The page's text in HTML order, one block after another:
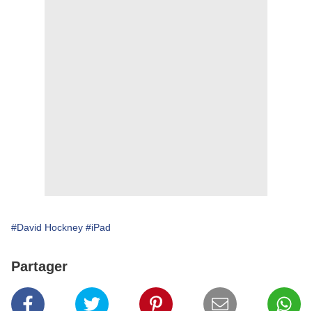
#David Hockney #iPad
Partager